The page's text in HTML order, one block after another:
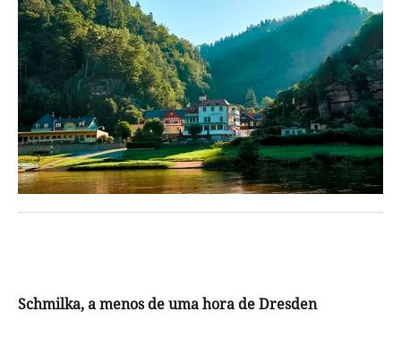
Schmilka, a menos de uma hora de Dresden